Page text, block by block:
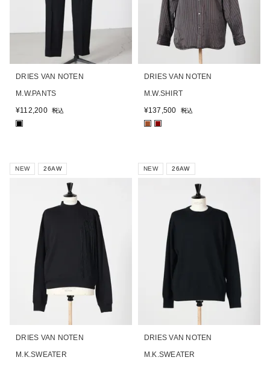
DRIES VAN NOTEN
M.W.PANTS
¥112,200 税込
■
DRIES VAN NOTEN
M.W.SHIRT
¥137,500 税込
■ ■
NEW 26AW
DRIES VAN NOTEN
M.K.SWEATER
NEW 26AW
DRIES VAN NOTEN
M.K.SWEATER